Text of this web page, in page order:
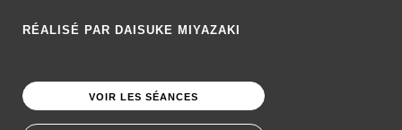
RÉALISÉ PAR DAISUKE MIYAZAKI
VOIR LES SÉANCES